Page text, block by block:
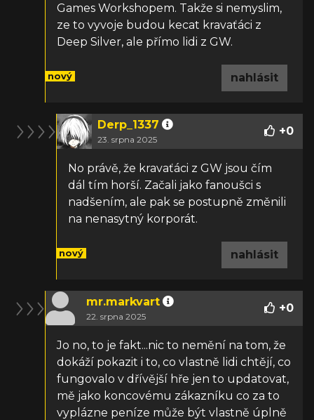
Games Workshopem. Takže si nemyslim,
ze to vyvoje budou kecat kravaťáci z
Deep Silver, ale přímo lidi z GW.
nový nahlásit
Derp_1337
23. srpna 2025
+0
No právě, že kravaťáci z GW jsou čím
dál tím horší. Začali jako fanoušci s
nadšením, ale pak se postupně změnili
na nenasytný korporát.
nový nahlásit
mr.markvart
22. srpna 2025
+0
Jo no, to je fakt...nic to nemění na tom, že
dokáží pokazit i to, co vlastně lidi chtějí, co
fungovalo v dřívější hře jen to updatovat,
mě jako koncovému zákazníku co za to
vyplázne peníze může být vlastně úplně